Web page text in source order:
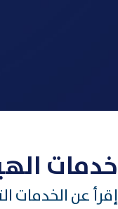
خدمات
إقرأ عن الخدمات